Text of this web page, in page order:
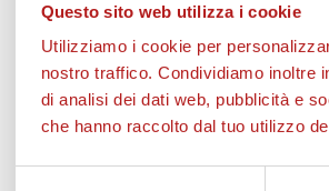
Questo sito web utilizza i cookie
Utilizziamo i cookie per
nostro traffico. Condividiamo inoltre
di analisi dei dati web, pubblicità e
che hanno raccolto dal tuo utilizzo